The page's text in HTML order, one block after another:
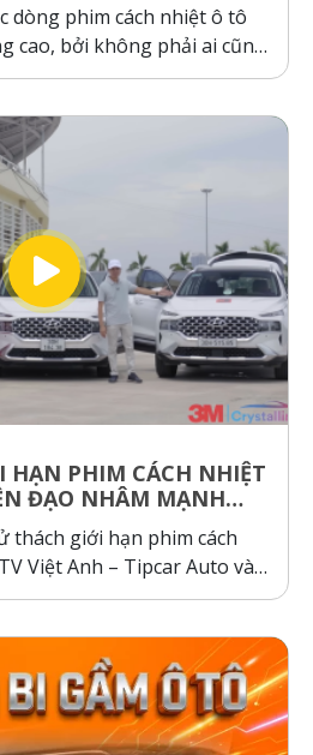
dòng phim cách nhiệt ô tô
cao, bởi không phải ai cũng
chục triệu đồng cho một gói
nhái”...
HẠN PHIM CÁCH NHIỆT
ĐẠO NHÂM MẠNH
thách giới hạn phim cách
Việt Anh – Tipcar Auto và
so sánh và kiểm
cơ chế phản xạ và hấp